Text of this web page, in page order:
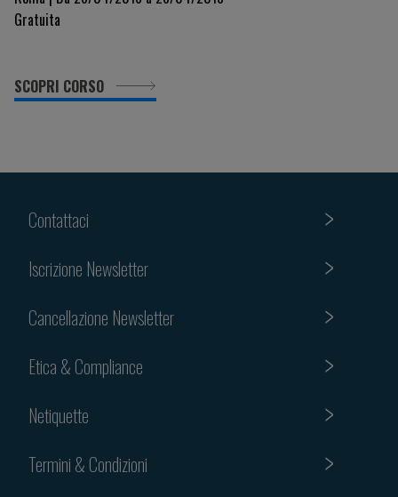
della Salute
Gratuita
SCOPRI CORSO
Contattaci
Iscrizione Newsletter
Cancellazione Newsletter
Etica & Compliance
Netiquette
Termini & Condizioni